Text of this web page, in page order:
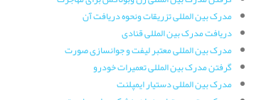
مدرک بین المللی تزریقات ونحوه دریافت آن
دریافت مدرک بین المللی قنادی
مدرک بین المللی معتبر لیفت و جوانسازی صورت
گرفتن مدرک بین المللی تعمیرات خودرو
مدرک بین المللی دستیار ایمپلنت